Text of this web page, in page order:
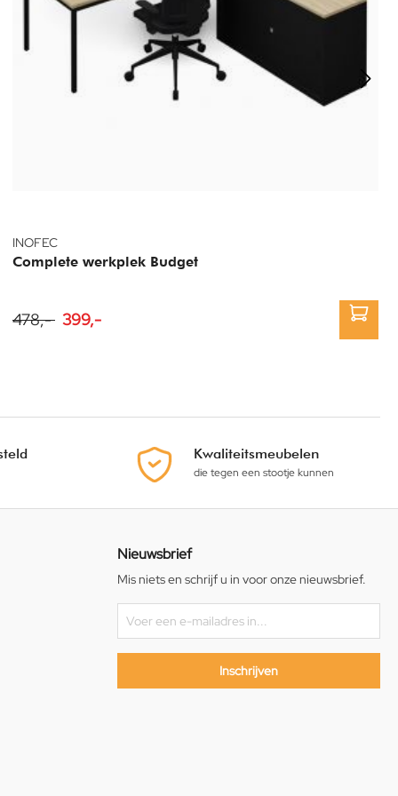
INOFEC
Complete werkplek Budget
478,- 399,-
Kwaliteitsmeubelen
die tegen een stootje kunnen
Nieuwsbrief
Mis niets en schrijf u in voor onze nieuwsbrief.
Inschrijven